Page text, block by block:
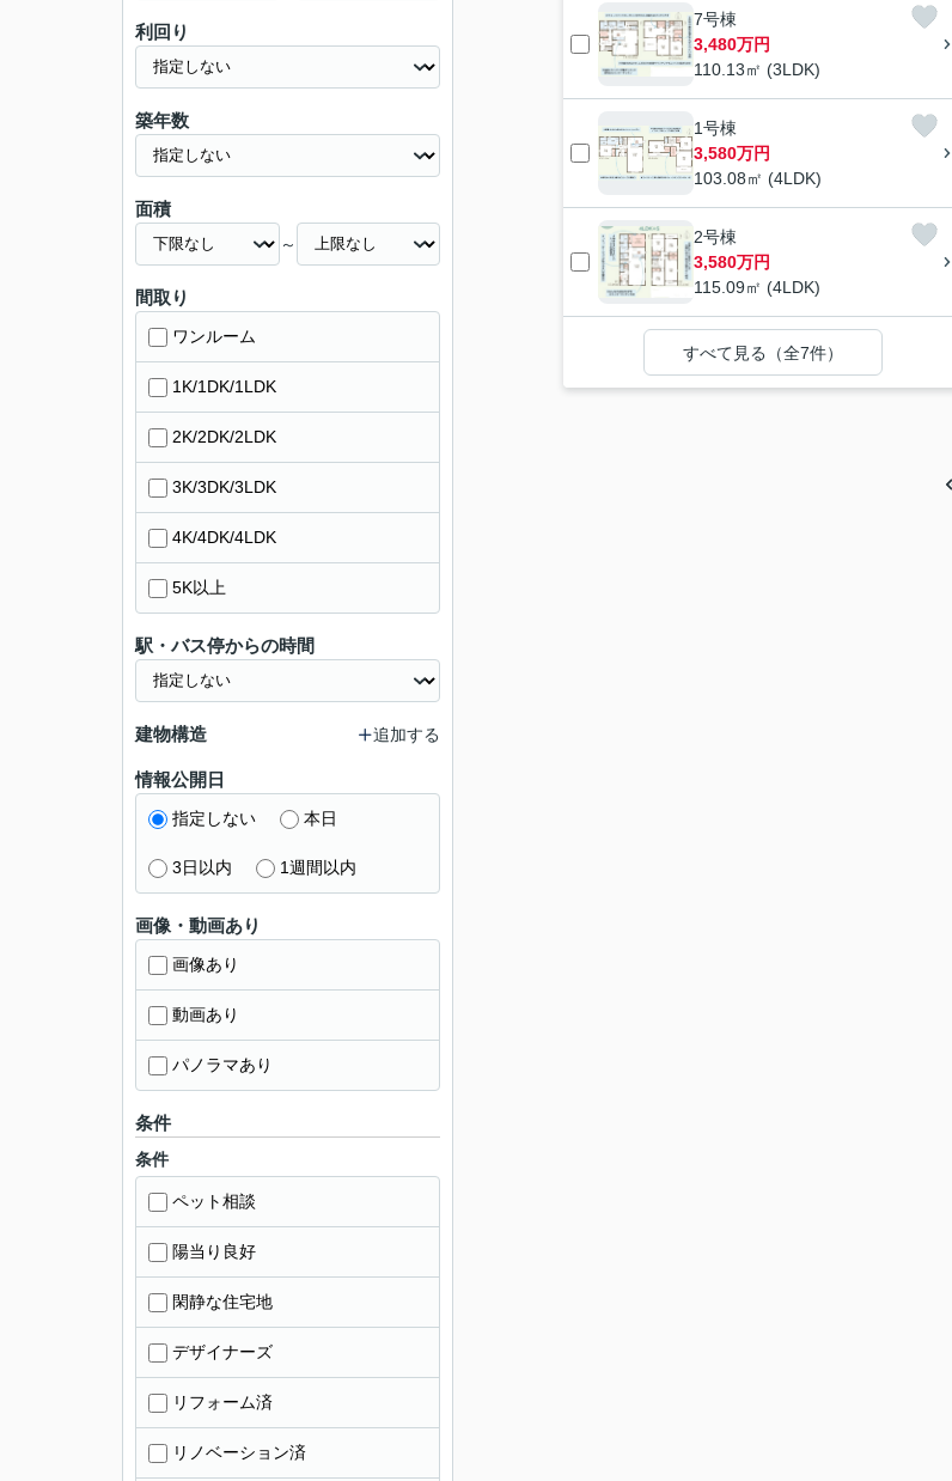
7号棟
3,480万円
110.13㎡ (3LDK)
1号棟
3,580万円
103.08㎡ (4LDK)
2号棟
3,580万円
115.09㎡ (4LDK)
すべて見る（全7件）
利回り
築年数
面積
～
間取り
ワンルーム
1K/1DK/1LDK
2K/2DK/2LDK
3K/3DK/3LDK
4K/4DK/4LDK
5K以上
駅・バス停からの時間
建物構造 追加する
情報公開日
指定しない 本日
3日以内 1週間以内
画像・動画あり
画像あり
動画あり
パノラマあり
条件
条件
ペット相談
陽当り良好
閑静な住宅地
デザイナーズ
リフォーム済
リノベーション済